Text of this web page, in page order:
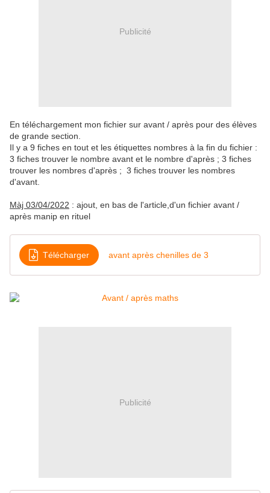
Publicité
En téléchargement mon fichier sur avant / après pour des élèves
de grande section.
Il y a 9 fiches en tout et les étiquettes nombres à la fin du fichier :
3 fiches trouver le nombre avant et le nombre d'après ; 3 fiches
trouver les nombres d'après ; 3 fiches trouver les nombres
d'avant.
Màj 03/04/2022 : ajout, en bas de l'article,d'un fichier avant /
après manip en rituel
Télécharger avant après chenilles de 3
Publicité